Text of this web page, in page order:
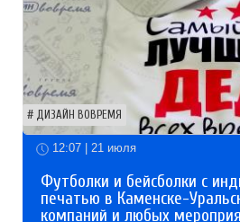
ДИЗАЙН ВОВРЕМЯ
12:07 | 21 июля
Футболки и бейсболки с
печатью в Каменске-
компаний и любых